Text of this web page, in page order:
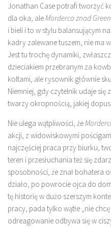
Jonathan Case potrafi tworzyć
dla oka, aleMorderca znad
i bieli i to w stylu balansującym
kadry zalewane tuszem, nie ma
Jest tu trochę dynamiki,
dzieciakiem przebranym za
koltami, ale rysownik głównie
Niemniej, gdy czytelnik udaje się
twarzy okropnością, jakiej
Nie ulega wątpliwości, że
akcji, z widowiskowymi
najczęściej praca przy biurku,
teren i przesłuchania też się
sposobności, że znał bohatera
działo, po powrocie ojca do
tę historię w dużo szerszym
pracy, pada tylko wątłe „nie
odreagowanie odbywa się w